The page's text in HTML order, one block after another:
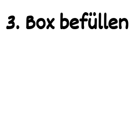
3. Box befüllen